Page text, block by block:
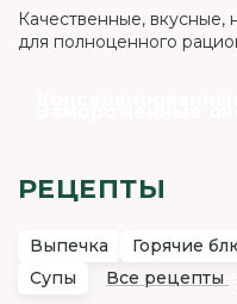
Качественные,
для полноценного
РЕЦЕПТЫ
Выпечка Горячие
Супы
Все рецепты